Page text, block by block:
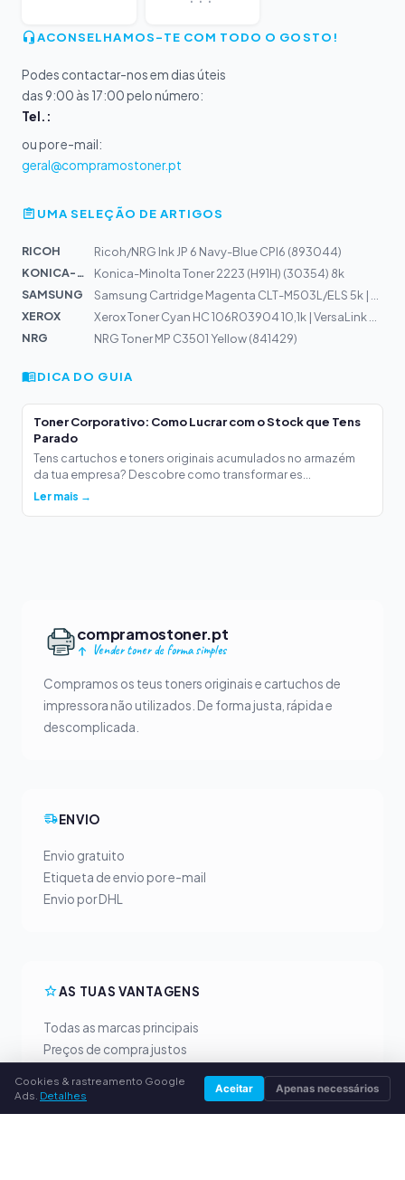
ACONSELHAMOS-TE COM TODO O GOSTO!
Podes contactar-nos em dias úteis
das 9:00 às 17:00 pelo número:
Tel.:
ou por e-mail:
geral@compramostoner.pt
UMA SELEÇÃO DE ARTIGOS
RICOH
Ricoh/NRG Ink JP 6 Navy-Blue CPI6 (893044)
KONICA-MIN...
Konica-Minolta Toner 2223 (H91H) (30354) 8k
SAMSUNG
XEROX
NRG
NRG Toner MP C3501 Yellow (841429)
DICA DO GUIA
Toner Corporativo: Como Lucrar com o Stock que Tens
Parado
Tens cartuchos e toners originais acumulados no armazém
da tua empresa? Descobre como transformar es...
Ler mais →
compramostoner.pt
Vender toner de forma simples
Compramos os teus toners originais e cartuchos de
impressora não utilizados. De forma justa, rápida e
descomplicada.
ENVIO
Envio gratuito
Etiqueta de envio por e-mail
Envio por DHL
AS TUAS VANTAGENS
Todas as marcas principais
Preços de compra justos
Aconselhamento personalizado
Cookies & rastreamento Google
Ads. Detalhes Aceitar Apenas necessários